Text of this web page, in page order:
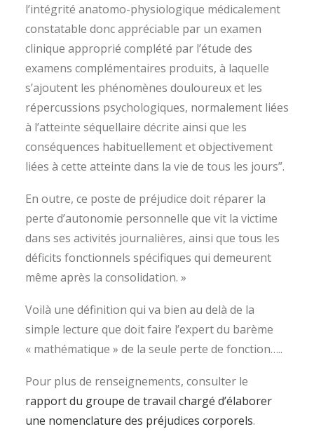
l’intégrité anatomo-physiologique médicalement
constatable donc appréciable par un examen
clinique approprié complété par l’étude des
examens complémentaires produits, à laquelle
s’ajoutent les phénomènes douloureux et les
répercussions psychologiques, normalement liées
à l’atteinte séquellaire décrite ainsi que les
conséquences habituellement et objectivement
liées à cette atteinte dans la vie de tous les jours”.
En outre, ce poste de préjudice doit réparer la
perte d’autonomie personnelle que vit la victime
dans ses activités journalières, ainsi que tous les
déficits fonctionnels spécifiques qui demeurent
même après la consolidation. »
Voilà une définition qui va bien au delà de la
simple lecture que doit faire l’expert du barème
« mathématique » de la seule perte de fonction…..
Pour plus de renseignements, consulter le
rapport du groupe de travail chargé d’élaborer
une nomenclature des préjudices corporels.